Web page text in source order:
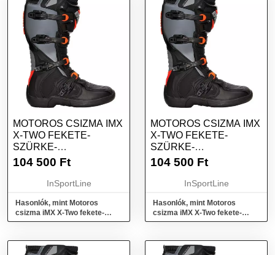
MOTOROS CSIZMA IMX
X-TWO FEKETE-
SZÜRKE-
104 500 Ft
InSportLine
Hasonlók, mint Motoros
csizma iMX X-Two fekete-
szürke-narancssárga 44
MOTOROS CSIZMA IMX
X-TWO FEKETE-
SZÜRKE-
104 500 Ft
InSportLine
Hasonlók, mint Motoros
csizma iMX X-Two fekete-
szürke-narancssárga 43